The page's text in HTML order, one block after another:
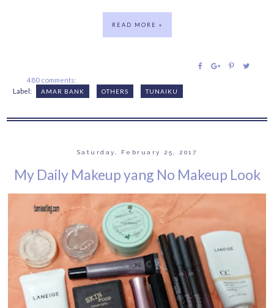
READ MORE »
480 comments:
Label:
AMAR BANK OTHERS TUNAIKU
Saturday, February 25, 2017
My Daily Makeup yang No Makeup Look